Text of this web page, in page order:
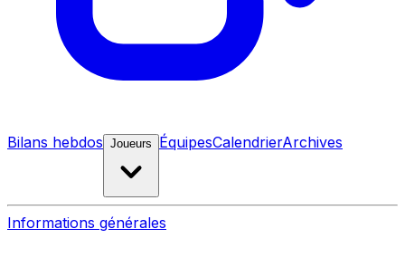
Bilans hebdos Joueurs ÉquipesCalendrierArchives
Informations générales